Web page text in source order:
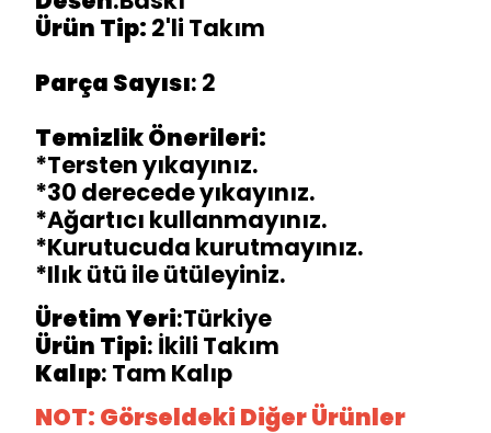
Ürün Tip: 2'li Takım
Parça Sayısı: 2
Temizlik Önerileri:
*Tersten yıkayınız.
*30 derecede yıkayınız.
*Ağartıcı kullanmayınız.
*Kurutucuda kurutmayınız.
*Ilık ütü ile ütüleyiniz.
ÜretimYeri:Türkiye
Ürün Tipi: İkili Takım
Kalıp: Tam Kalıp
NOT: Görseldeki Diğer Ürünler